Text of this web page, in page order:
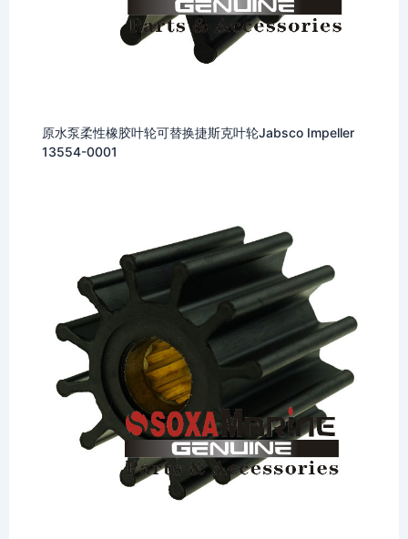
原水泵柔性橡胶叶轮可替换捷斯克叶轮Jabsco Impeller
13554-0001